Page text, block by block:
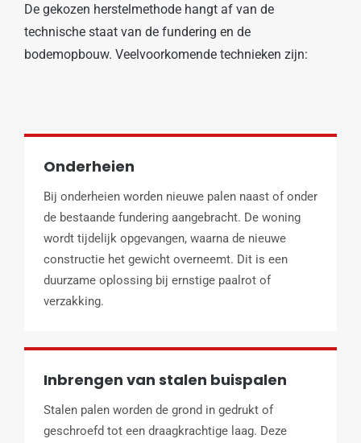
De gekozen herstelmethode hangt af van de
technische staat van de fundering en de
bodemopbouw. Veelvoorkomende technieken zijn:
Onderheien
Bij onderheien worden nieuwe palen naast of onder
de bestaande fundering aangebracht. De woning
wordt tijdelijk opgevangen, waarna de nieuwe
constructie het gewicht overneemt. Dit is een
duurzame oplossing bij ernstige paalrot of
verzakking.
Inbrengen van stalen buispalen
Stalen palen worden de grond in gedrukt of
geschroefd tot een draagkrachtige laag. Deze